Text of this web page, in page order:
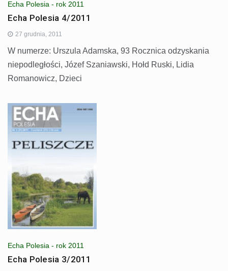
Echa Polesia - rok 2011
Echa Polesia 4/2011
27 grudnia, 2011
W numerze: Urszula Adamska, 93 Rocznica odzyskania
niepodległości, Józef Szaniawski, Hołd Ruski, Lidia
Romanowicz, Dzieci
Echa Polesia - rok 2011
Echa Polesia 3/2011